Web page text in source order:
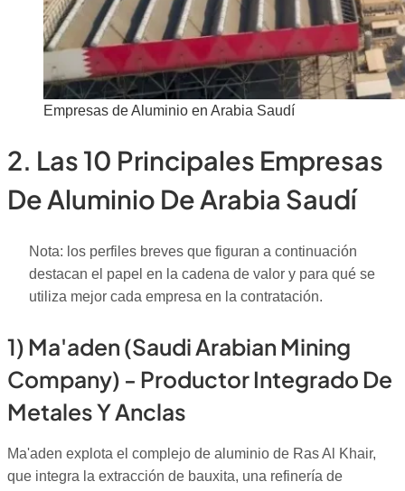
Empresas de Aluminio en Arabia Saudí
2. Las 10 Principales Empresas
De Aluminio De Arabia Saudí
Nota: los perfiles breves que figuran a continuación
destacan el papel en la cadena de valor y para qué se
utiliza mejor cada empresa en la contratación.
1) Ma'aden (Saudi Arabian Mining
Company) - Productor Integrado De
Metales Y Anclas
Ma'aden explota el complejo de aluminio de Ras Al Khair,
que integra la extracción de bauxita, una refinería de